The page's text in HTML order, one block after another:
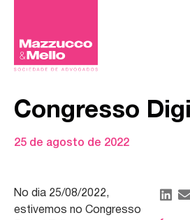
Congresso
25 de agosto de 2022
No dia 25/08/2022,
estivemos no Congresso